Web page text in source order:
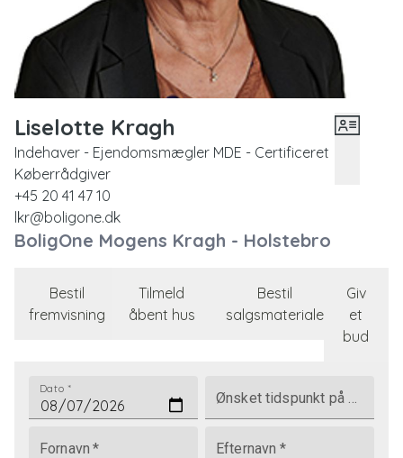
Liselotte Kragh
Indehaver - Ejendomsmægler MDE - Certificeret
Køberrådgiver
+45 20 41 47 10
lkr@boligone.dk
BoligOne Mogens Kragh - Holstebro
Bestil
fremvisning
Tilmeld
åbent hus
Bestil
salgsmateriale
Giv
et
bud
Dato *
Ønsket tidspunkt på dagen
Fornavn * Efternavn *